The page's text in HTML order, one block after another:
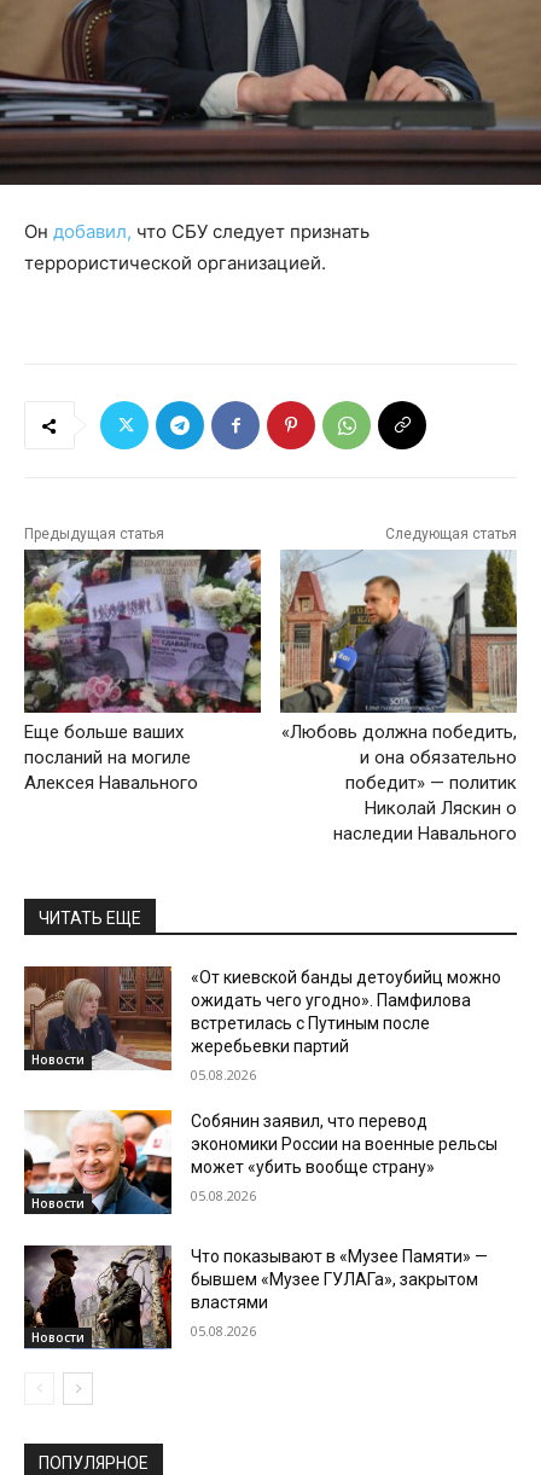
Он добавил, что СБУ следует признать
террористической организацией.
Предыдущая статья
Еще больше ваших
посланий на могиле
Алексея Навального
Следующая статья
«Любовь должна победить,
и она обязательно
победит» — политик
Николай Ляскин о
наследии Навального
ЧИТАТЬ ЕЩЕ
Новости
«От киевской банды детоубийц можно
ожидать чего угодно». Памфилова
встретилась с Путиным после
жеребьевки партий
05.08.2026
Новости
Собянин заявил, что перевод
экономики России на военные рельсы
может «убить вообще страну»
05.08.2026
Новости
Что показывают в «Музее Памяти» —
бывшем «Музее ГУЛАГа», закрытом
властями
05.08.2026
ПОПУЛЯРНОЕ